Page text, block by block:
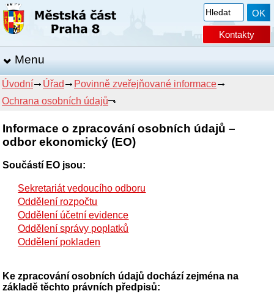
Kontakty
Menu
Úvodní Úřad
Povinně zveřejňované informace
Ochrana osobních údajů
Informace o zpracování osobních údajů –
odbor ekonomický (EO)
Součástí EO jsou:
Sekretariát vedoucího odboru
Oddělení rozpočtu
Oddělení účetní evidence
Oddělení správy poplatků
Oddělení pokladen
Ke zpracování osobních údajů dochází zejména na
základě těchto právních předpisů: